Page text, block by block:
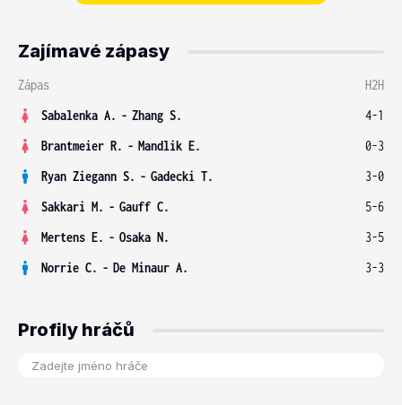
Zajímavé zápasy
Zápas
H2H
Sabalenka A. - Zhang S.
4-1
Brantmeier R. - Mandlik E.
0-3
Ryan Ziegann S. - Gadecki T.
3-0
Sakkari M. - Gauff C.
5-6
Mertens E. - Osaka N.
3-5
Norrie C. - De Minaur A. 3-3
Profily hráčů